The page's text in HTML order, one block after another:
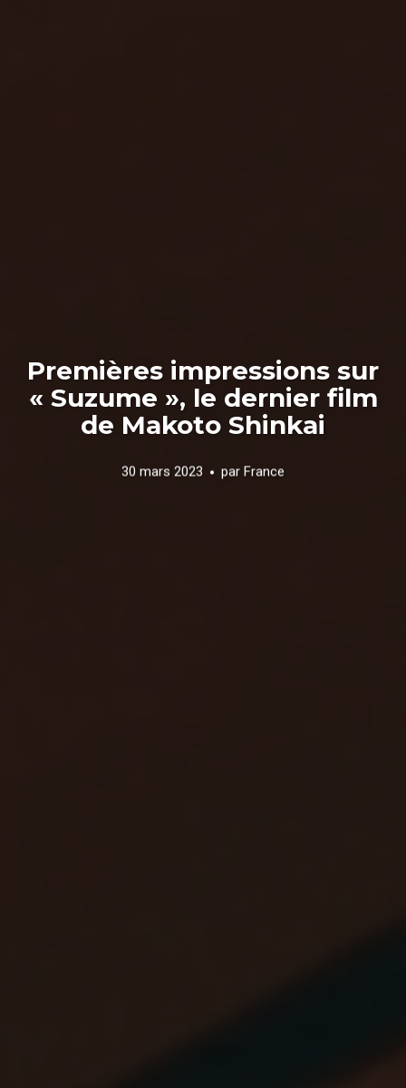
Premières impressions sur
« Suzume », le dernier film
de Makoto Shinkai
30 mars 2023 par France